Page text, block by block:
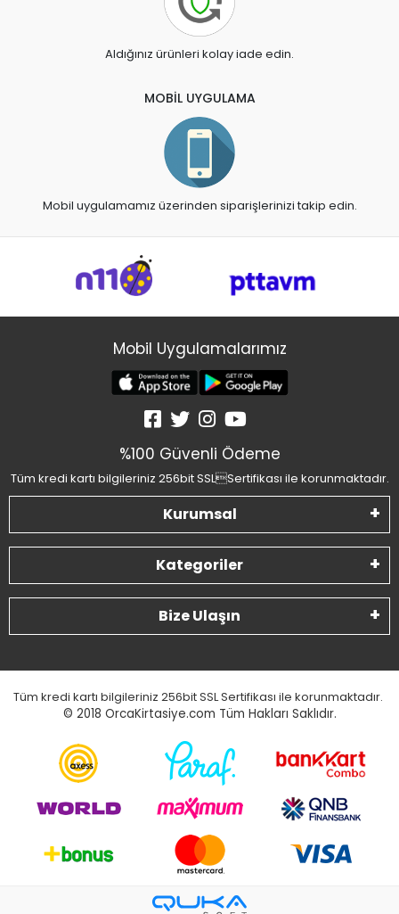
Aldığınız ürünleri kolay iade edin.
MOBİL UYGULAMA
Mobil uygulamamız üzerinden siparişlerinizi takip edin.
Mobil Uygulamalarımız
%100 Güvenli Ödeme
Tüm kredi kartı bilgileriniz 256bit SSLSertifikası ile korunmaktadır.
Kurumsal
Kategoriler
Bize Ulaşın
Tüm kredi kartı bilgileriniz 256bit SSL Sertifikası ile korunmaktadır.
© 2018 OrcaKirtasiye.com Tüm Hakları Saklıdır.